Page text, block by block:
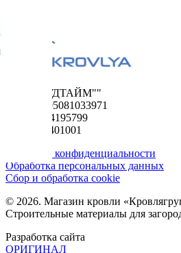
ООО "ФУДТАЙМ""
ОГРН 1195081033971
ИНН 5024195799
КПП 502401001
Политика конфиденциальности
Обработка персональных данных
Сбор и обработка cookie
© 2026. Магазин кровли
Строительные материалы для
Разработка сайта
ОРИГИНАЛ